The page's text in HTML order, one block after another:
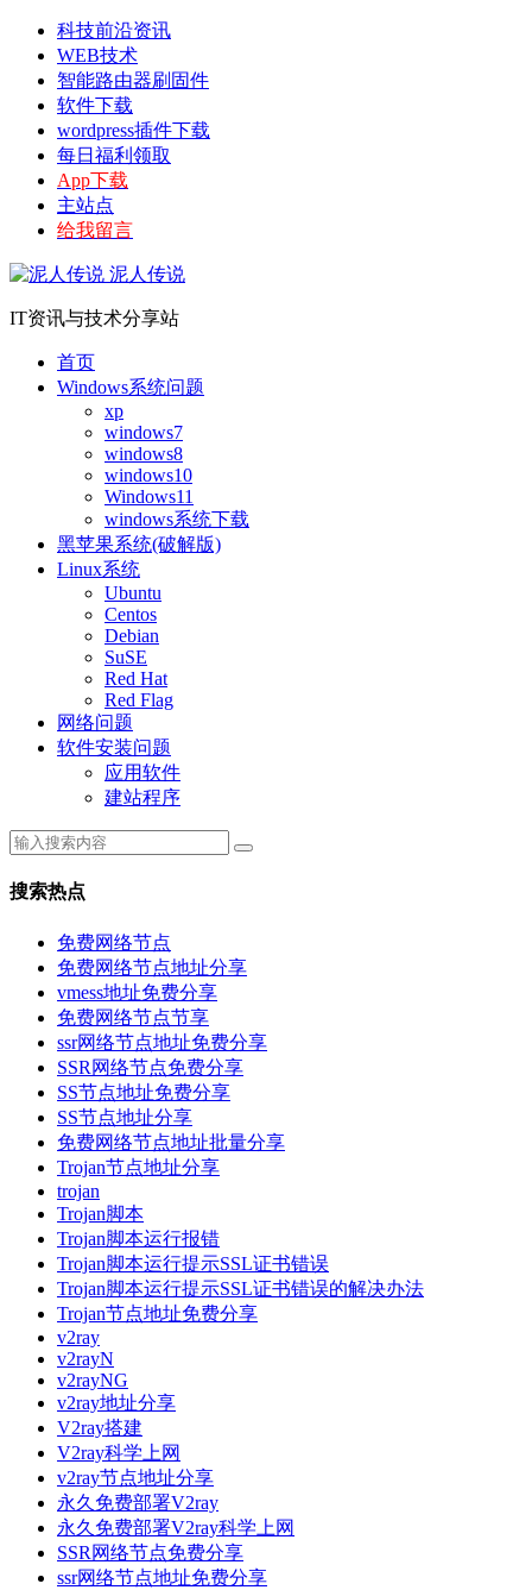
科技前沿资讯
WEB技术
智能路由器刷固件
软件下载
wordpress插件下载
每日福利领取
App下载
主站点
给我留言
泥人传说
IT资讯与技术分享站
首页
Windows系统问题
xp
windows7
windows8
windows10
Windows11
windows系统下载
黑苹果系统(破解版)
Linux系统
Ubuntu
Centos
Debian
SuSE
Red Hat
Red Flag
网络问题
软件安装问题
应用软件
建站程序
搜索热点
免费网络节点
免费网络节点地址分享
vmess地址免费分享
免费网络节点节享
ssr网络节点地址免费分享
SSR网络节点免费分享
SS节点地址免费分享
SS节点地址分享
免费网络节点地址批量分享
Trojan节点地址分享
trojan
Trojan脚本
Trojan脚本运行报错
Trojan脚本运行提示SSL证书错误
Trojan脚本运行提示SSL证书错误的解决办法
Trojan节点地址免费分享
v2ray
v2rayN
v2rayNG
v2ray地址分享
V2ray搭建
V2ray科学上网
v2ray节点地址分享
永久免费部署V2ray
永久免费部署V2ray科学上网
SSR网络节点免费分享
ssr网络节点地址免费分享